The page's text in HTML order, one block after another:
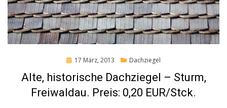
Posted
17 März, 2013 Dachziegel
Alte, historische Dachziegel – Sturm,
Freiwaldau. Preis: 0,20 EUR/Stck.